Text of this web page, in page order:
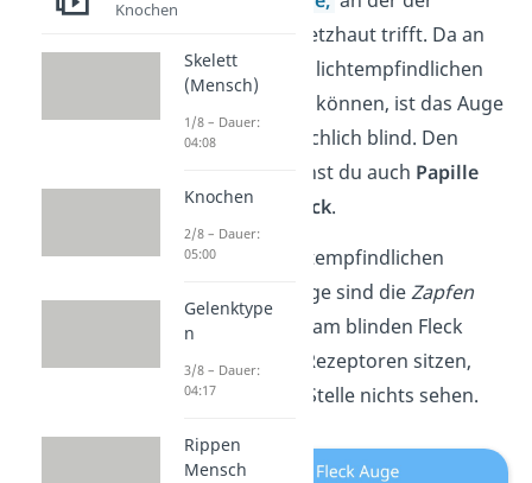
Sehnerv auf die Netzhaut trifft. Da an
dieser Stelle keine lichtempfindlichen
Rezeptoren sitzen können, ist das Auge
an der Stelle tatsächlich blind. Den
blinden Fleck nennst du auch Papille
oderMariotte-Fleck.
Übrigens
Die lichtempfindlichen
Rezeptoren im Auge sind dieZapfen
undStäbchen
. Da am blinden Fleck
keine der beiden Rezeptoren sitzen,
kannst du an der Stelle nichts sehen.
Knochen
Skelett
(Mensch)
1/8 – Dauer:
04:08
Knochen
2/8 – Dauer:
05:00
Gelenktype
n
3/8 – Dauer:
04:17
Rippen
Mensch